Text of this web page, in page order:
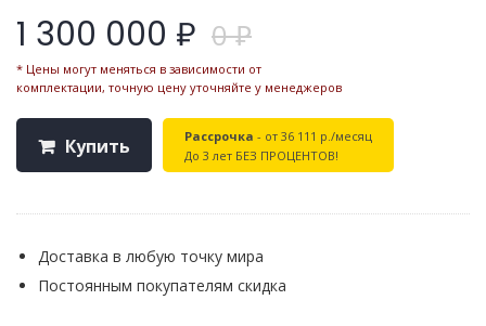
1 300 000 ₽ 0 ₽
* Цены могут меняться в зависимости от
комплектации, точную цену уточняйте у менеджеров
Купить Рассрочка - от 36 111 р./месяц
До 3 лет БЕЗ ПРОЦЕНТОВ!
Доставка в любую точку мира
Постоянным покупателям скидка